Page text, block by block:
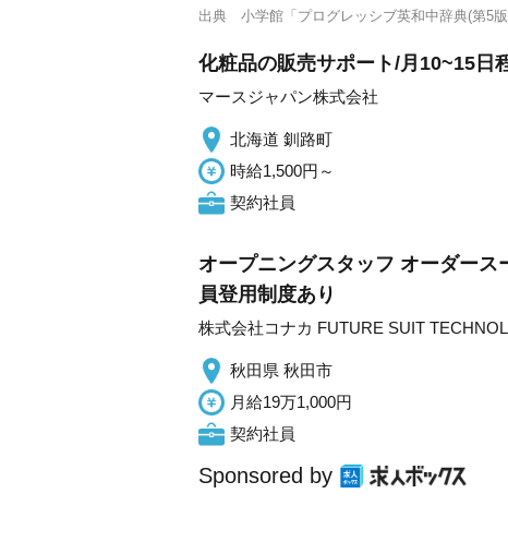
出典 小学館「プログレッシブ英和中辞典(第5版)
化粧品の販売サポート/月10~15日
マースジャパン株式会社
北海道 釧路町
時給1,500円～
契約社員
オープニングスタッフ オーダー
員登用制度あり
株式会社コナカ FUTURE SUIT
秋田県 秋田市
月給19万1,000円
契約社員
Sponsored by